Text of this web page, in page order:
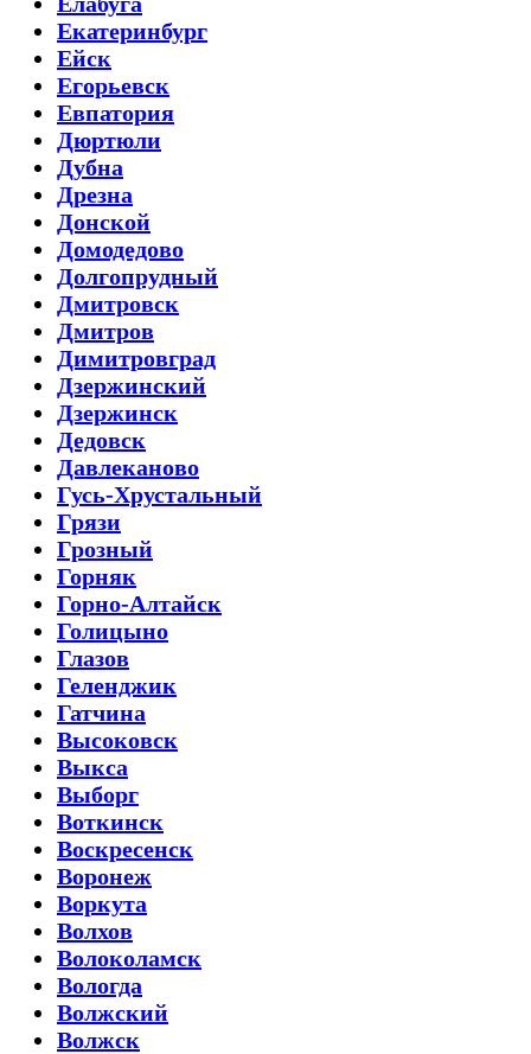
Екатеринбург
Ейск
Егорьевск
Евпатория
Дюртюли
Дубна
Дрезна
Донской
Домодедово
Долгопрудный
Дмитровск
Дмитров
Димитровград
Дзержинский
Дзержинск
Дедовск
Давлеканово
Гусь-Хрустальный
Грязи
Грозный
Горняк
Горно-Алтайск
Голицыно
Глазов
Геленджик
Гатчина
Высоковск
Выкса
Выборг
Воткинск
Воскресенск
Воронеж
Воркута
Волхов
Волоколамск
Вологда
Волжский
Волжск